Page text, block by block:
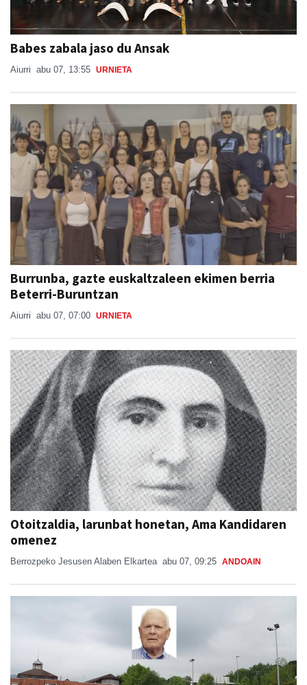
Babes zabala jaso du Ansak
Burrunba, gazte euskaltzaleen ekimen berria
Beterri-Buruntzan
Aiurri abu 07, 07:00 URNIETA
Otoitzaldia, larunbat honetan, Ama Kandidaren
omenez
Berrozpeko Jesusen Alaben Elkartea abu 07, 09:25 ANDOAIN